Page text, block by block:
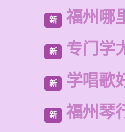
新 福州哪
新 专门学
新 学唱歌
新 福州琴